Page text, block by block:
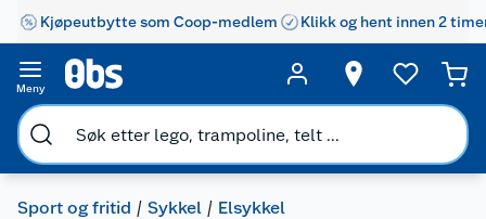
Kjøpeutbytte som Coop-medlem Klikk og hent innen 2
Meny
Sport og fritid Sykkel Elsykkel